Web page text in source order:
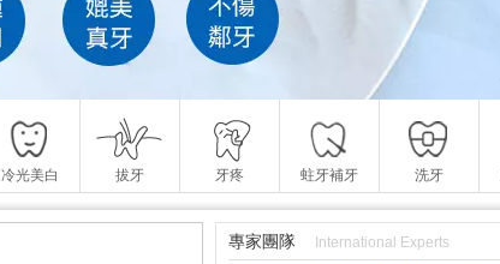
冷光美白 拔牙 牙疼 蛀牙補牙 洗牙
專家團隊 International Experts